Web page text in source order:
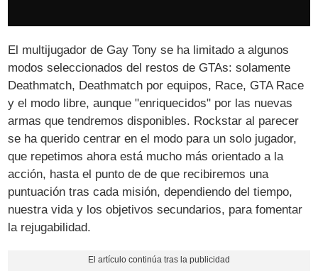
El multijugador de Gay Tony se ha limitado a algunos
modos seleccionados del restos de GTAs: solamente
Deathmatch, Deathmatch por equipos, Race, GTA Race
y el modo libre, aunque "enriquecidos" por las nuevas
armas que tendremos disponibles. Rockstar al parecer
se ha querido centrar en el modo para un solo jugador,
que repetimos ahora está mucho más orientado a la
acción, hasta el punto de de que recibiremos una
puntuación tras cada misión, dependiendo del tiempo,
nuestra vida y los objetivos secundarios, para fomentar
la rejugabilidad.